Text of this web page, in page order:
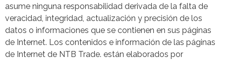
asume ninguna responsabilidad derivada de la falta de
veracidad, integridad, actualización y precisión de los
datos o informaciones que se contienen en sus páginas
de Internet. Los contenidos e información de las páginas
de Internet de NTB Trade. están elaborados por